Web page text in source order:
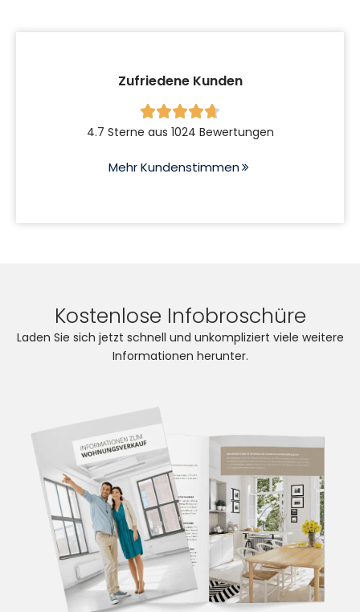
Zufriedene Kunden

4.7 Sterne aus 1024 Bewertungen
Mehr Kundenstimmen
Kostenlose Infobroschüre
Laden Sie sich jetzt schnell und unkompliziert viele weitere
Informationen herunter.